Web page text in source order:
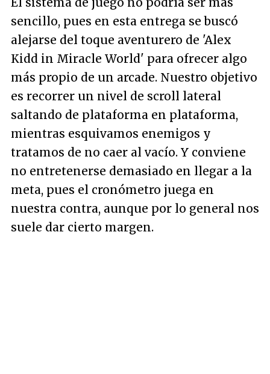
sencillo, pues en esta entrega se buscó
alejarse del toque aventurero de 'Alex
Kidd in Miracle World' para ofrecer algo
más propio de un arcade. Nuestro objetivo
es recorrer un nivel de scroll lateral
saltando de plataforma en plataforma,
mientras esquivamos enemigos y
tratamos de no caer al vacío. Y conviene
no entretenerse demasiado en llegar a la
meta, pues el cronómetro juega en
nuestra contra, aunque por lo general nos
suele dar cierto margen.